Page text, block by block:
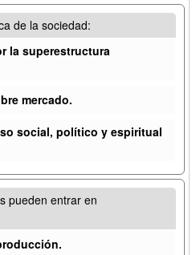
de la sociedad:
la superestructura
mercado.
social, político y espiritual
pueden entrar en